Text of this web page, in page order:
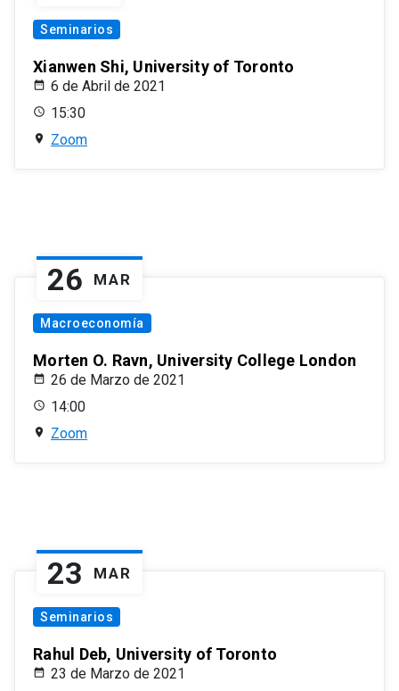
Seminarios
Xianwen Shi, University of Toronto
6 de Abril de 2021
15:30
Zoom
26 MAR
Macroeconomía
Morten O. Ravn, University College London
26 de Marzo de 2021
14:00
Zoom
23 MAR
Seminarios
Rahul Deb, University of Toronto
23 de Marzo de 2021